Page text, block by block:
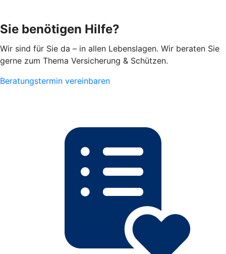
Sie benötigen Hilfe?
Wir sind für Sie da – in allen Lebenslagen. Wir beraten Sie
gerne zum Thema Versicherung & Schützen.
Beratungstermin vereinbaren